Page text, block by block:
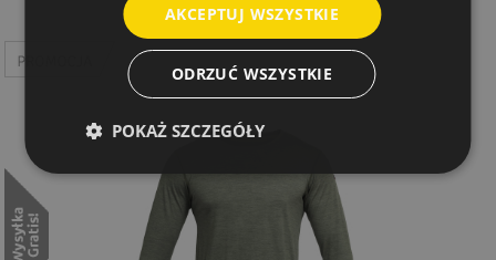
AKCEPTUJ WSZYSTKIE
ODRZUĆ WSZYSTKIE
POKAŻ SZCZEGÓŁY